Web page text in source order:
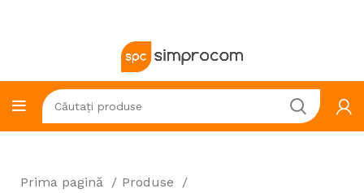
Prima pagină
Produse